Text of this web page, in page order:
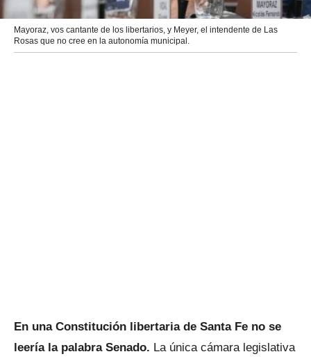
Mayoraz, vos cantante de los libertarios, y Meyer, el intendente de Las
Rosas que no cree en la autonomía municipal.
En una Constitución libertaria de Santa Fe no se
leería la palabra Senado. La única cámara legislativa